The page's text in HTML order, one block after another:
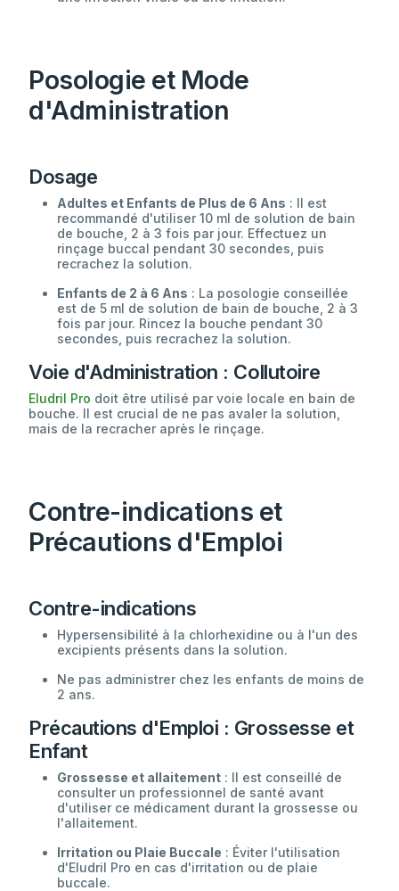
Posologie et Mode
d'Administration
Dosage
Adultes et Enfants de Plus de 6 Ans : Il est
recommandé d'utiliser 10 ml de solution de bain
de bouche, 2 à 3 fois par jour. Effectuez un
rinçage buccal pendant 30 secondes, puis
recrachez la solution.
Enfants de 2 à 6 Ans : La posologie conseillée
est de 5 ml de solution de bain de bouche, 2 à 3
fois par jour. Rincez la bouche pendant 30
secondes, puis recrachez la solution.
Voie d'Administration : Collutoire
Eludril Pro doit être utilisé par voie locale en bain de
bouche. Il est crucial de ne pas avaler la solution,
mais de la recracher après le rinçage.
Contre-indications et
Précautions d'Emploi
Contre-indications
Hypersensibilité à la chlorhexidine ou à l'un des
excipients présents dans la solution.
Ne pas administrer chez les enfants de moins de
2 ans.
Précautions d'Emploi : Grossesse et
Enfant
Grossesse et allaitement : Il est conseillé de
consulter un professionnel de santé avant
d'utiliser ce médicament durant la grossesse ou
l'allaitement.
Irritation ou Plaie Buccale : Éviter l'utilisation
d'Eludril Pro en cas d'irritation ou de plaie
buccale.